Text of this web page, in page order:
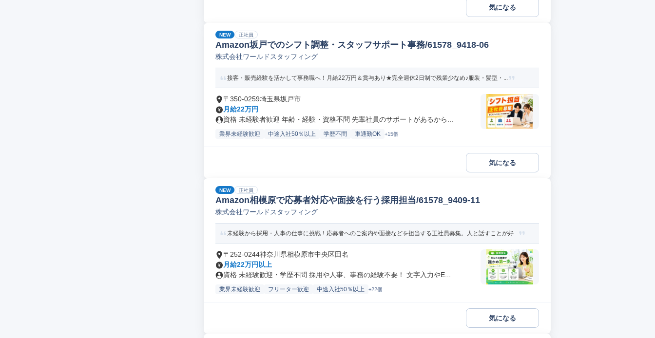
気になる
NEW 正社員
Amazon坂戸でのシフト調整・スタッフサポート事務/61578_9418-06
株式会社ワールドスタッフィング
接客・販売経験を活かして事務職へ！月給22万円＆賞与あり★完全週休2日制で残業少なめ♪服装・髪型・...
〒350-0259埼玉県坂戸市
月給22万円
資格 未経験者歓迎 年齢・経験・資格不問 先輩社員のサポートがあるから...
業界未経験歓迎 中途入社50％以上 学歴不問 車通勤OK +15個
気になる
NEW 正社員
Amazon相模原で応募者対応や面接を行う採用担当/61578_9409-11
株式会社ワールドスタッフィング
未経験から採用・人事の仕事に挑戦！応募者へのご案内や面接などを担当する正社員募集。人と話すことが好...
〒252-0244神奈川県相模原市中央区田名
月給22万円以上
資格 未経験歓迎・学歴不問 採用や人事、事務の経験不要！ 文字入力やE...
業界未経験歓迎 フリーター歓迎 中途入社50％以上 +22個
気になる